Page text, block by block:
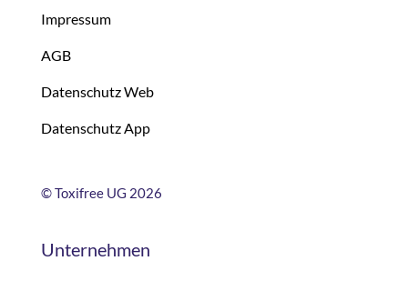
Impressum
AGB
Datenschutz Web
Datenschutz App
©Toxifree UG 2026
Unternehmen